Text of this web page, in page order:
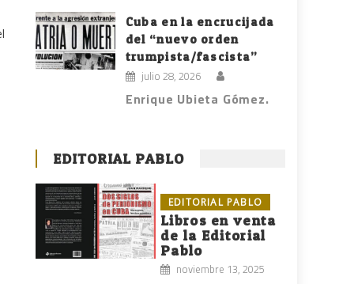
Cuba en la encrucijada
del “nuevo orden
trumpista/fascista”
julio 28, 2026
Enrique Ubieta Gómez.
EDITORIAL PABLO
EDITORIAL PABLO
Libros en venta
de la Editorial
Pablo
noviembre 13, 2025